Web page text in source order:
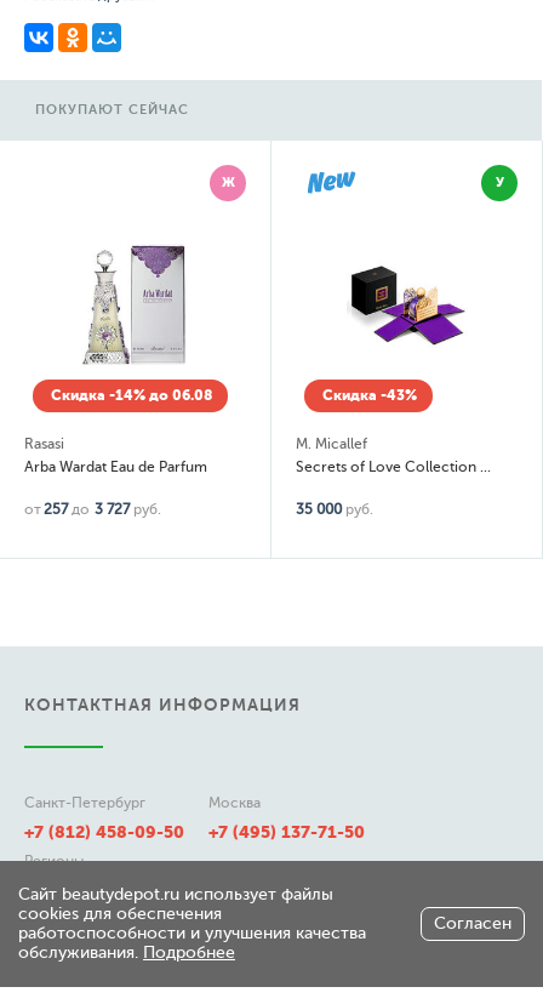
ПОКУПАЮТ СЕЙЧАС
Ж
Скидка -14% до 06.08
Rasasi
Arba Wardat Eau de Parfum
от257 до 3 727 руб.
У
Скидка -43%
M. Micallef
Secrets of Love Collection Purple Love
35 000 руб.
КОНТАКТНАЯ ИНФОРМАЦИЯ
Санкт-Петербург
+7 (812) 458-09-50
Москва
+7 (495) 137-71-50
Регионы
8 (800) 511-21-50
197348, г. Санкт-Петербург,
Сайт beautydepot.ru использует файлы
cookies для обеспечения
работоспособности и улучшения качества
обслуживания. Подробнее
Согласен